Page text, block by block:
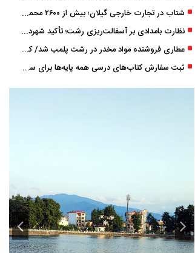
شتاب در تجارت خارجی گیلان؛ بیش از ۲۶۰۰ محموله زیر ذره‌بین استاندارد
نظارت بامدادی بر آسفالت‌ریزی رشت؛ تأکید شهردار و بازرس کل بر کیفیت اجرای پروژه‌ها
عطاری فروشنده مواد مخدر در رشت پلمب شد/ کشف 8 هزار قرص و 50 لیتر شربت توهم ‌زا
ثبت سفارش کتاب‌های درسی همه پایه‌ها برای سال تحصیلی ۱۴۰۶ ۱۴۰۵ فعال شد